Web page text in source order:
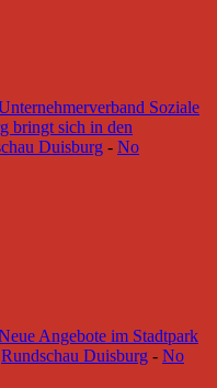
Soziale
bringt sich in den
Duisburg - No
Angebote im Stadtpark
Rundschau Duisburg - No